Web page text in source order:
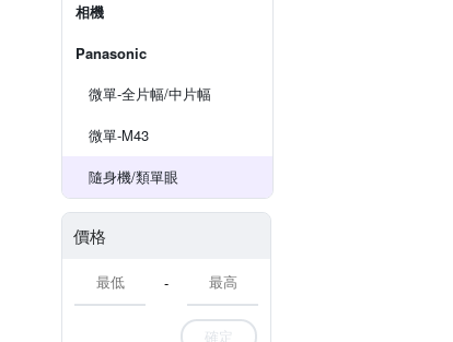
相機
Panasonic
微單-全片幅/中片幅
微單-M43
隨身機/類單眼
價格
-
確定